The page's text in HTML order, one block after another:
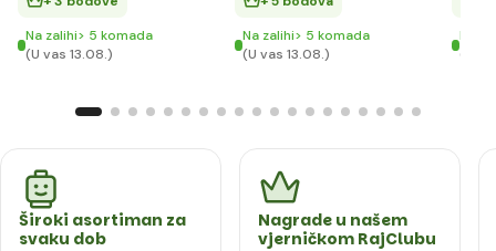
Na zalihi> 5 komada
(U vas 13.08.)
Na zalihi> 5 komada
(U vas 13.08.)
Na
(U
Široki asortiman za
svaku dob
Nagrade u našem
vjerničkom RajClubu